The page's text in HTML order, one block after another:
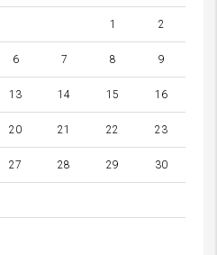
1 2
6 7 8 9
13 14 15 16
20 21 22 23
27 28 29 30